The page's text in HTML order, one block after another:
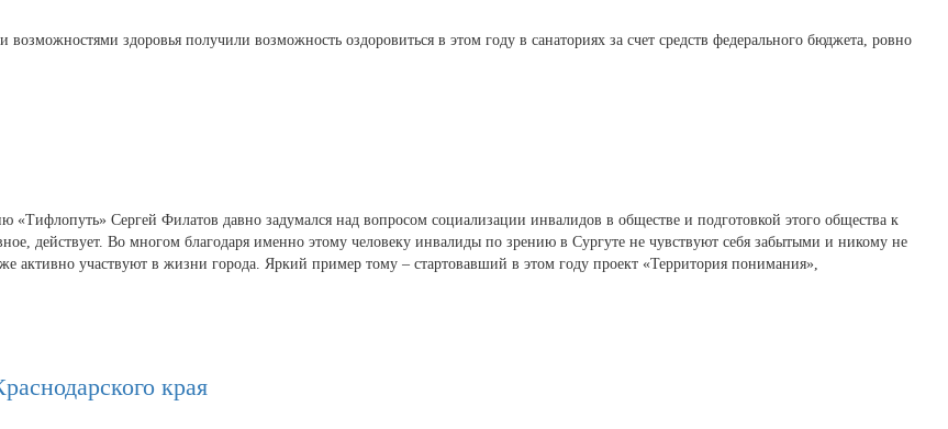
здоровья получили возможность оздоровиться в этом году в санаториях за счет средств федерального бюджета, ровно
«Тифлопуть» Сергей Филатов давно задумался над вопросом социализации инвалидов в обществе и подготовкой этого общества к
действует. Во многом благодаря именно этому человеку инвалиды по зрению в Сургуте не чувствуют себя забытыми и никому не
активно участвуют в жизни города. Яркий пример тому – стартовавший в этом году проект «Территория понимания»,
края